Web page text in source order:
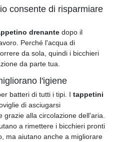
consente di risparmiare
drenante dopo il
Perché l'acqua di
da sola, quindi i bicchieri
da parte tua.
l'igiene
batteri di tutti i tipi. I tappetini
di asciugarsi
alla circolazione dell'aria.
a rimettere i bicchieri pronti
ma aiutano anche a migliorare